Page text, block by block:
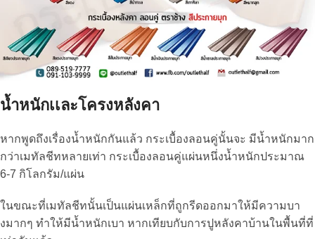
นํ้าหนักเเละโครงหลังคา
หากพูดถึงเรื่องน้ำหนักกันแล้ว กระเบื้องลอนคู่นั้นจะ มีน้ำหนักมาก
กว่าเมทัลชีทหลายเท่า กระเบื้องลอนคู่แผ่นหนึ่งน้ำหนักประมาณ
6-7 กิโลกรัม/แผ่น
ในขณะที่เมทัลชีทนั้นเป็นแผ่นเหล็กที่ถูกรีดออกมาให้มีความบา
งมากๆ ทำให้มีน้ำหนักเบา หากเทียบกับการปูหลังคาบ้านในพื้นที่ที่